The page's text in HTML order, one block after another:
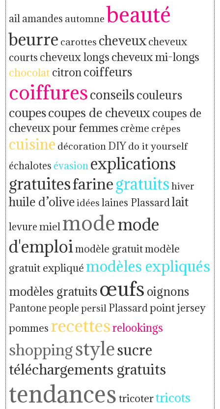
ailamandes automne beauté
beurre carottes cheveuxcheveux
courts cheveux longs cheveux mi-longs
chocolat citroncoiffeurs
coiffuresconseilscouleurs
coupescoupes de cheveuxcoupes de
cheveux pour femmes crème crêpes
cuisine décoration DIY do it yourself
échalotes évasionexplications
gratuitesfarinegratuits hiver
huile d’oliveidées laines Plassardlait
levuremielmodemode
d'emploimodèle gratuitmodèle
gratuit expliquémodèles expliqués
modèles gratuitsœufs oignons
Pantone people persil Plassardpoint jersey
pommes recettesrelookings
shoppingstylesucre
téléchargements gratuits
tendances tricotertricots